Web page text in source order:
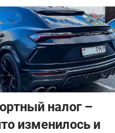
налог –
изменилось и